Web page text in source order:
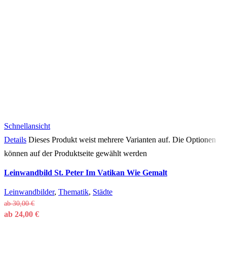
Schnellansicht
Details Dieses Produkt weist mehrere Varianten auf. Die Optionen
können auf der Produktseite gewählt werden
Leinwandbild St. Peter Im Vatikan Wie Gemalt
Leinwandbilder, Thematik, Städte
ab30,00€
ab 24,00 €